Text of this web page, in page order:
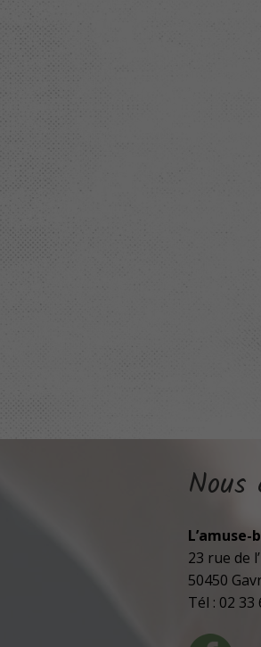
23 rue de
50450
Tél : 02 33